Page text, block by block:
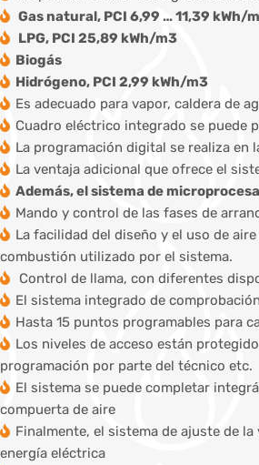
Gas natural, PCI 6,99 … 11,39 kWh/
LPG, PCI 25,89 kWh/m3
Biogás
Hidrógeno, PCI 2,99 kWh/m3
Es adecuado para vapor, caldera de
Cuadro eléctrico integrado se puede
La programación digital se realiza
La ventaja adicional que ofrece el
Además, el sistema de
Mando y control de las fases de
La facilidad del diseño y el uso de
combustión utilizado por el sistema.
Control de llama, con diferentes
El sistema integrado de
Hasta 15 puntos programables para
Los niveles de acceso están
programación por parte del técnico etc.
El sistema se puede completar
compuerta de aire
Finalmente, el sistema de ajuste de
energía eléctrica